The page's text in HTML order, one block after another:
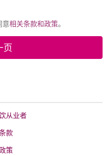
意相关条款和政策。
从业者
款
策